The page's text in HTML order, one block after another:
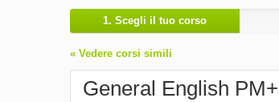
1. Scegli il tuo corso
« Vedere corsi simili
General English PM+